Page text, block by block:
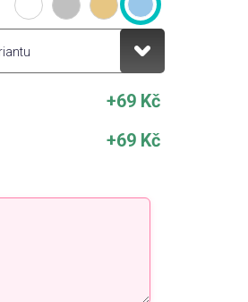
+69 Kč
+69 Kč